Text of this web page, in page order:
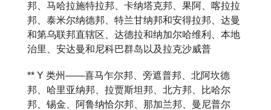
邦、马哈拉施特拉邦、卡纳塔克邦、果阿、喀拉拉
邦、泰米尔纳德邦、特兰甘纳邦和安得拉邦、达曼
和第乌联邦直辖区、达德拉和纳加尔哈维利、本地
治里、安达曼和尼科巴群岛以及拉克沙威普
** Y 类州——喜马乍尔邦、旁遮普邦、北阿坎德
邦、哈里亚纳邦、拉贾斯坦邦、北方邦、比哈尔
邦、锡金、阿鲁纳恰尔邦、那加兰邦、曼尼普尔